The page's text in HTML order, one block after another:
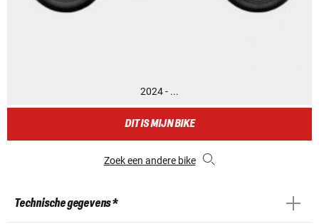
2024 - ...
DIT IS MIJN BIKE
Zoek een andere bike
Technische gegevens *